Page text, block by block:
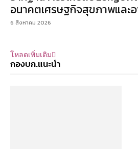
อนาคตเศรษฐกิจสุขภาพและ
6 สิงหาคม 2026
โหลดเพิ่มเติม
กองบก.แนะนำ